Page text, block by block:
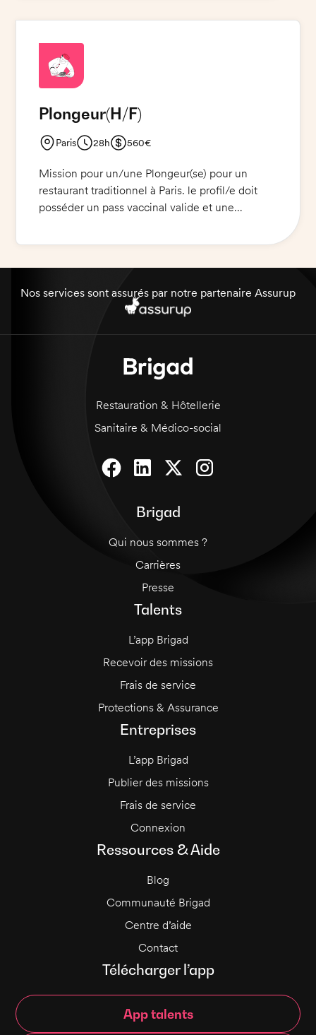
sécurité soient respectées. Il devra également
s'assurer que les locaux sont toujours propres et
bien entretenus.
Plongeur(H/F)
Paris 28h 560€
Mission pour un/une Plongeur(se) pour un
restaurant traditionnel à Paris. le profil/e doit
posséder un pass vaccinal valide et une
effectuer la plonge des assiettes, des verres et
devra respecter les normes d'hygiène et de
sécurité, et être capable de travailler dans un
équipe sont indispensables.
Nos services sont assurés par notre partenaire Assurup
Restauration & Hôtellerie
Sanitaire & Médico-social
Brigad
Qui nous sommes ?
Carrières
Presse
Talents
L’app Brigad
Recevoir des missions
Frais de service
Protections & Assurance
Entreprises
L’app Brigad
Publier des missions
Frais de service
Connexion
Ressources & Aide
Blog
Communauté Brigad
Centre d’aide
Contact
Télécharger l’app
App talents